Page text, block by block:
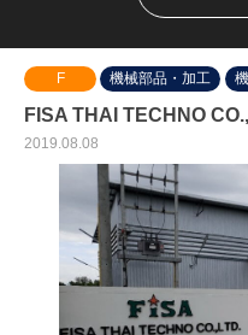
F 機械部品・加工
FISA THAI TECHNO
2019.08.08